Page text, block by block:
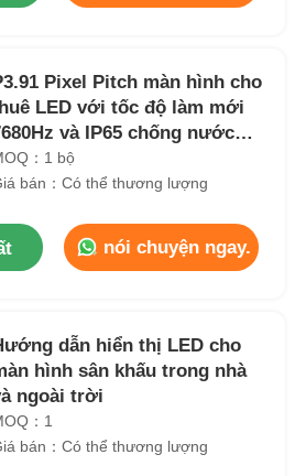
Pixel Pitch màn hình cho
LED với tốc độ làm mới
và IP65 chống nước
màn hình tường LED ngoài
：1 bộ
bán：Có thể thương lượng
nói chuyện ngay.
dẫn hiển thị LED cho
hình sân khấu trong nhà
ngoài trời
：1
bán：Có thể thương lượng